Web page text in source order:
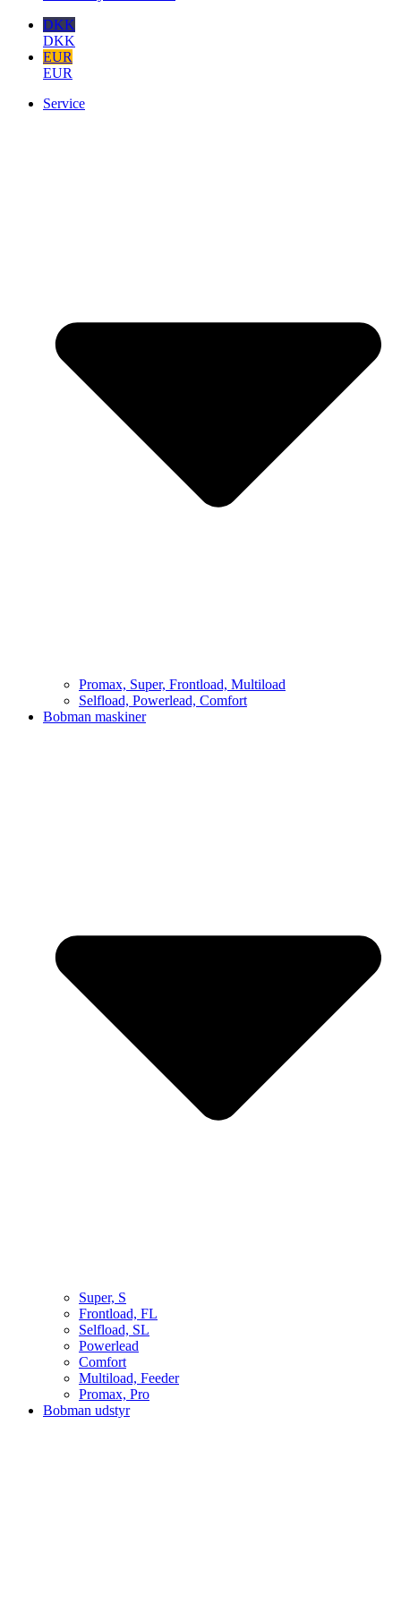
DKK
DKK
EUR
EUR
Service
Promax, Super, Frontload, Multiload
Selfload, Powerlead, Comfort
Bobman maskiner
Super, S
Frontload, FL
Selfload, SL
Powerlead
Comfort
Multiload, Feeder
Promax, Pro
Bobman udstyr